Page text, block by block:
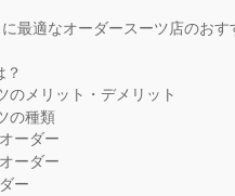
最適なオーダースーツ店のおす
のメリット・デメリット
の種類
ーダー
ーダー
ー